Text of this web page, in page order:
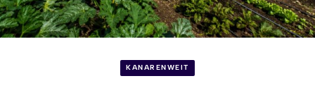
KANARENWEIT